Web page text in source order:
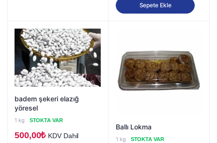
Sepete Ekle
badem şekeri elazığ
yöresel
1 kg STOKTA VAR
500,00₺ KDV Dahil
Ballı Lokma
1 kg STOKTA VAR